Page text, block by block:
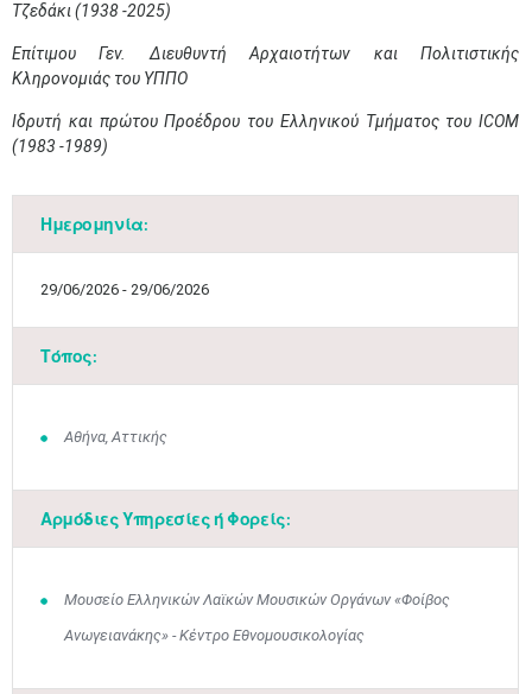
Τζεδάκι (1938 -2025)
Επίτιμου Γεν. Διευθυντή Αρχαιοτήτων και Πολιτιστικής
Κληρονομιάς του ΥΠΠΟ
Ιδρυτή και πρώτου Προέδρου του Ελληνικού Τμήματος του ICOM
(1983 -1989)
Ημερομηνία:
29/06/2026 - 29/06/2026
Τόπος:
Αθήνα, Αττικής
Αρμόδιες Υπηρεσίες ή Φορείς:
Μουσείο Ελληνικών Λαϊκών Μουσικών Οργάνων «Φοίβος
Ανωγειανάκης» - Κέντρο Εθνομουσικολογίας